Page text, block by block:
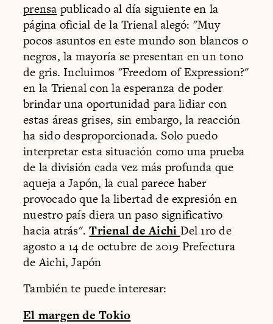
prensa publicado al día siguiente en la
página oficial de la Trienal alegó: "Muy
pocos asuntos en este mundo son blancos o
negros, la mayoría se presentan en un tono
de gris. Incluimos "Freedom of Expression?"
en la Trienal con la esperanza de poder
brindar una oportunidad para lidiar con
estas áreas grises, sin embargo, la reacción
ha sido desproporcionada. Solo puedo
interpretar esta situación como una prueba
de la división cada vez más profunda que
aqueja a Japón, la cual parece haber
provocado que la libertad de expresión en
nuestro país diera un paso significativo
hacia atrás".Trienal de Aichi Del 1ro de
agosto a 14 de octubre de 2019 Prefectura
de Aichi, Japón
También te puede interesar:
El margen de Tokio